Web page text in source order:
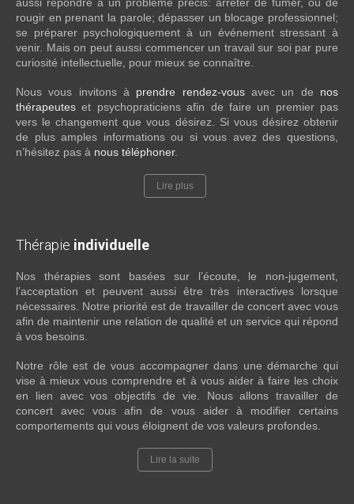
rougir en prenant la parole; dépasser un blocage professionnel;
se préparer psychologiquement à un événement stressant à
venir. Mais on peut aussi commencer un travail sur soi par pure
curiosité intellectuelle, pour mieux se connaître.
Nous vous invitons à prendre rendez-vousavec un de nos
thérapeuteset psychopraticiens afin de faire un premier pas
vers le changement que vous désirez. Si vous désirez obtenir
de plus amples informations ou si vous avez des questions,
n’hésitez pas à nous téléphoner.
Lire plus
Thérapie individuelle
Nos thérapies sont basées sur l’écoute, le non-jugement,
l’acceptation et peuvent aussi être très interactives lorsque
nécessaires. Notre priorité est de travailler de concert avec vous
afin de maintenir une relation de qualité et un service qui répond
à vos besoins.
Notre rôle est de vous accompagner dans une démarche qui
vise à mieux vous comprendre et à vous aider à faire les choix
en lien avec vos objectifs de vie. Nous allons travailler de
concert avec vous afin de vous aider à modifier certains
comportements qui vous éloignent de vos valeurs profondes.
Lire la suite